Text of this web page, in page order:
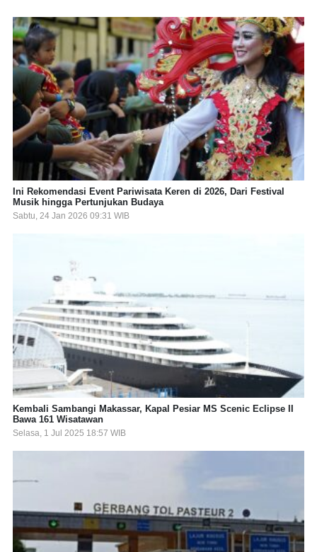
Ini Rekomendasi Event Pariwisata Keren di 2026, Dari Festival
Musik hingga Pertunjukan Budaya
Sabtu, 24 Jan 2026 09:31 WIB
Kembali Sambangi Makassar, Kapal Pesiar MS Scenic Eclipse II
Bawa 161 Wisatawan
Selasa, 1 Jul 2025 18:57 WIB